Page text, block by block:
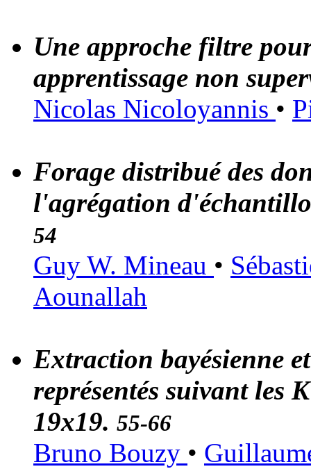
Une approche filtre
apprentissage non
Nicolas Nicoloyannis •
Forage distribué des
l'agrégation
54
Guy W. Mineau •
Aounallah
Extraction bayésienne
représentés suivant les
19x19. 55-66
Bruno Bouzy •